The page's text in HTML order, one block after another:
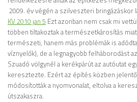
2009. év végén a szilveszteri bringázáskor
KV 2010 jan 5 Ezt azonban nem csak mi
többen tiltakoztak a természetkárosítás
természeti, hanem más problémák is
víznyelők), de a legnagyobb felháborodást
Szuadó völgynél a kerékpárút az autóutat
keresztezte. Ezért az építés közben
módosították a nyomvonalat, eltolva a
útszakaszra.